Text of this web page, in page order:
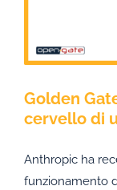
Golden
cervello di
Anthropic ha
funzionamento